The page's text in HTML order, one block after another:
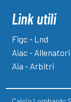
Link utili
Figc - Lnd
Aiac - Allenatori
Aia - Arbitri